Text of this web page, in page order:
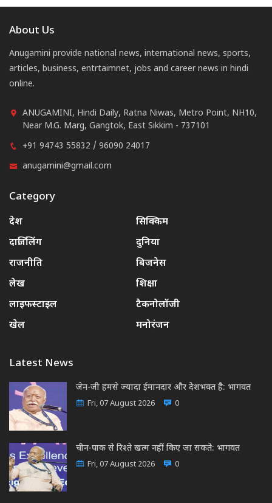
About Us
Anugamini provide national news, international news, sports,
articles, business, entrtaimnet, jobs and career news in hindi
online.
ANUGAMINI, Hindi Daily, Ratna Niwas, Metro Point, NH10,
Near M.G. Marg, Gangtok, East Sikkim - 737101
+91 94743 55832 / 96090 24017
anugamini@gmail.com
Category
देश
सिक्किम
दार्जिलिंग
दुनिया
राजनीति
बिजनेस
लेख
शिक्षा
लाइफस्टाइल
टैकनोलॉजी
खेल
मनोरंजन
Latest News
जेन-जी हमसे ज्यादा ईमानदार और देशभक्त है: भागवत
Fri, 07 August 2026 0
चीन-पाक से रिश्ते खत्म नहीं किए जा सकते: भागवत
Fri, 07 August 2026 0